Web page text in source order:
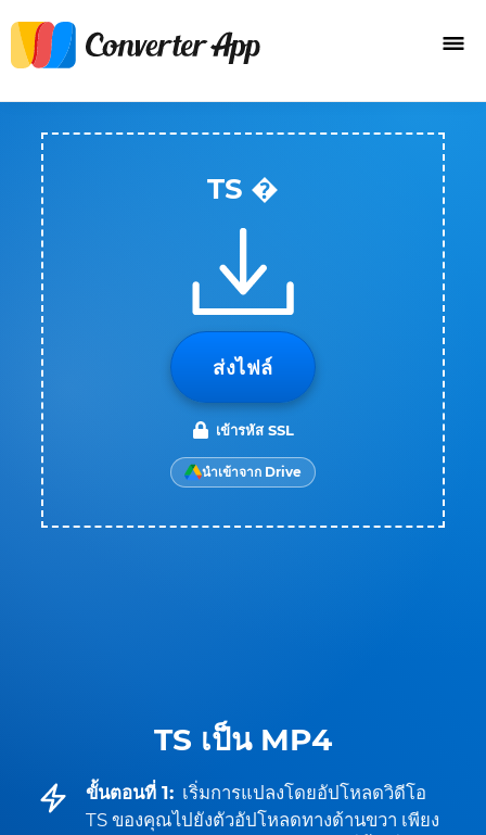
TS เป็น MP4
ขั้นตอนที่ 1: เริ่มการแปลงโดยอัปโหลดวิดีโอ
TS ของคุณไปยังตัวอัปโหลดทางด้านขวา เพียง
TS �
ส่งไฟล์
เข้ารหัส SSL
นำเข้าจาก Drive